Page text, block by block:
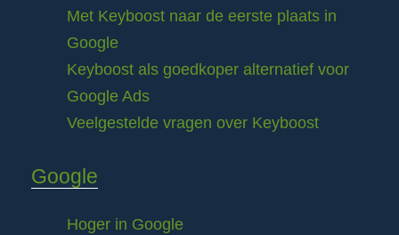
Met Keyboost naar de eerste plaats in
Google
Keyboost als goedkoper alternatief voor
Google Ads
Veelgestelde vragen over Keyboost
Google
Hoger in Google